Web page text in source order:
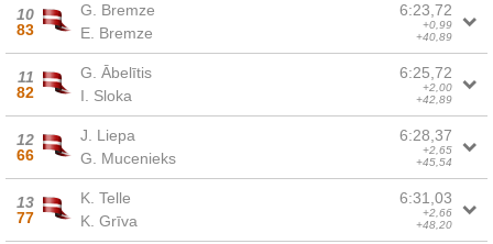
10
83
G. Bremze
E. Bremze
6:23,72
+0,99
+40,89
11
82
G. Ābelītis
I. Sloka
6:25,72
+2,00
+42,89
12
66
J. Liepa
G. Mucenieks
6:28,37
+2,65
+45,54
13
77
K. Telle
K. Grīva
6:31,03
+2,66
+48,20